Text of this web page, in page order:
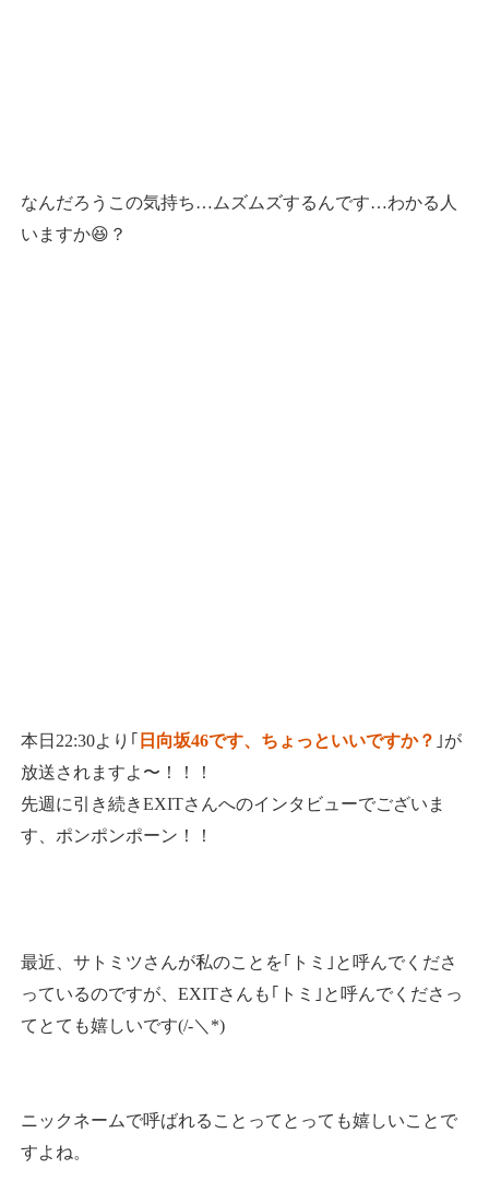
なんだろうこの気持ち…ムズムズするんです…わかる人
いますか😆？
本日22:30より｢ 日向坂46です、ちょっといいですか？ ｣が
放送されますよ〜！！！
先週に引き続きEXITさんへのインタビューでございま
す、ポンポンポーン！！
最近、サトミツさんが私のことを｢トミ｣と呼んでくださ
っているのですが、EXITさんも｢トミ｣と呼んでくださっ
てとても嬉しいです(/-＼*)
ニックネームで呼ばれることってとっても嬉しいことで
すよね。